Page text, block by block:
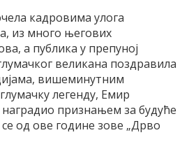
кадровима улога
из много његових
а публика у препуној
великана поздравила
вишеминутним
легенду, Емир
наградио признањем за будуће
од ове године зове „Дрво